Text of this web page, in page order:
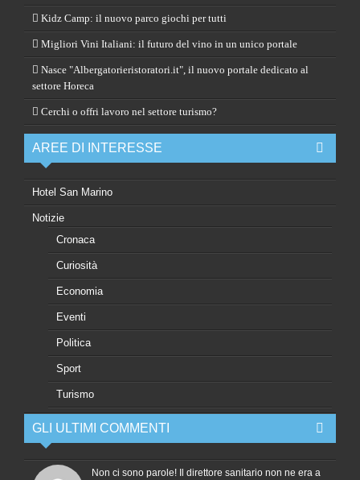
Kidz Camp: il nuovo parco giochi per tutti
Migliori Vini Italiani: il futuro del vino in un unico portale
Nasce "Albergatorieristoratori.it", il nuovo portale dedicato al
settore Horeca
Cerchi o offri lavoro nel settore turismo?
AREE DI INTERESSE
Hotel San Marino
Notizie
Cronaca
Curiosità
Economia
Eventi
Politica
Sport
Turismo
GLI ULTIMI COMMENTI
Non ci sono parole! Il direttore sanitario non ne era a